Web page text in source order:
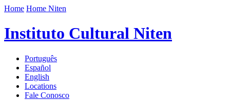
Home Home Niten
Instituto Cultural Niten
Português
Español
English
Locations
Fale Conosco